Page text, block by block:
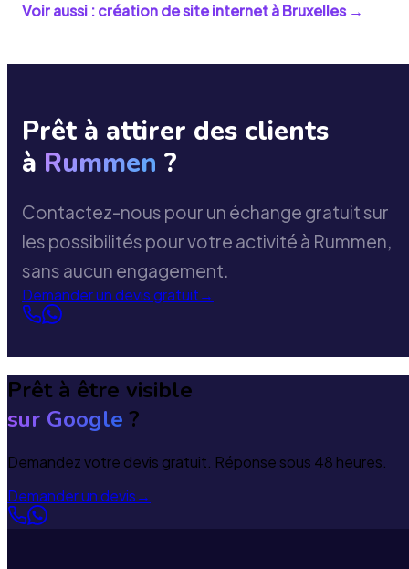
Voir aussi : création de site internet àBruxelles→
Prêt à attirer des clients
à Rummen ?
Contactez-nous pour un échange gratuit sur
les possibilités pour votre activité à Rummen,
sans aucun engagement.
Demander un devis gratuit→
Prêt à être visible
sur Google ?
Demandez votre devis gratuit. Réponse sous 48 heures.
Demander un devis→